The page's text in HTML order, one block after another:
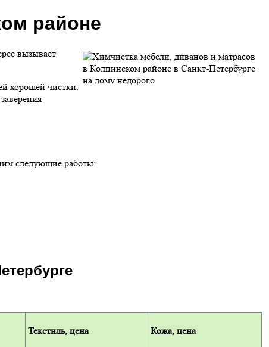
районе
вызывает
хорошей чистки.
следующие работы:
Текстиль, цена Кожа, цена